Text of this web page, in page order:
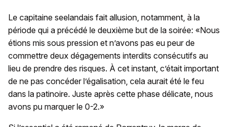
Le capitaine seelandais fait allusion, notamment, à la
période qui a précédé le deuxième but de la soirée: «Nous
étions mis sous pression et n’avons pas eu peur de
commettre deux dégagements interdits consécutifs au
lieu de prendre des risques. À cet instant, c’était important
de ne pas concéder l’égalisation, cela aurait été le feu
dans la patinoire. Juste après cette phase délicate, nous
avons pu marquer le 0-2.»